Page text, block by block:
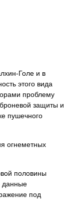
Голе и в
этого вида
проблему
защиты и
пушечного
огнеметных
половины
данные
под